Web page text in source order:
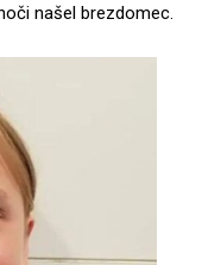
našel brezdomec.